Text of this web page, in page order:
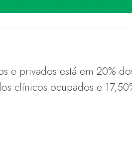
e privados está em 20%
clínicos ocupados e